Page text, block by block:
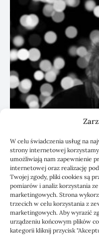
W celu świadczenia usług na
strony internetowej
umożliwiają nam zapewnienie
internetowej oraz realizację
Twojej zgody, pliki cookies są
pomiarów i analiz korzystania
marketingowych. Strona
trzecich w celu korzystania z
marketingowych. Aby wyrazić
urządzeniu końcowym plików
kategorii kliknij przycisk
Rehabilitacja
online